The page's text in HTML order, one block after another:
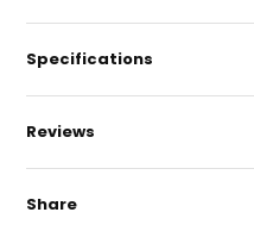
Specifications
Reviews
Share